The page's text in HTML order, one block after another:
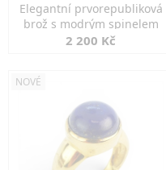
Elegantní prvorepubliková
brož s modrým spinelem
2 200 Kč
NOVÉ